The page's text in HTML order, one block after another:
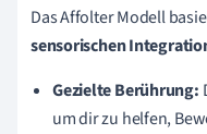
Das Affolter Modell
sensorischen
Gezielte Berührung:
um dir zu helfen,